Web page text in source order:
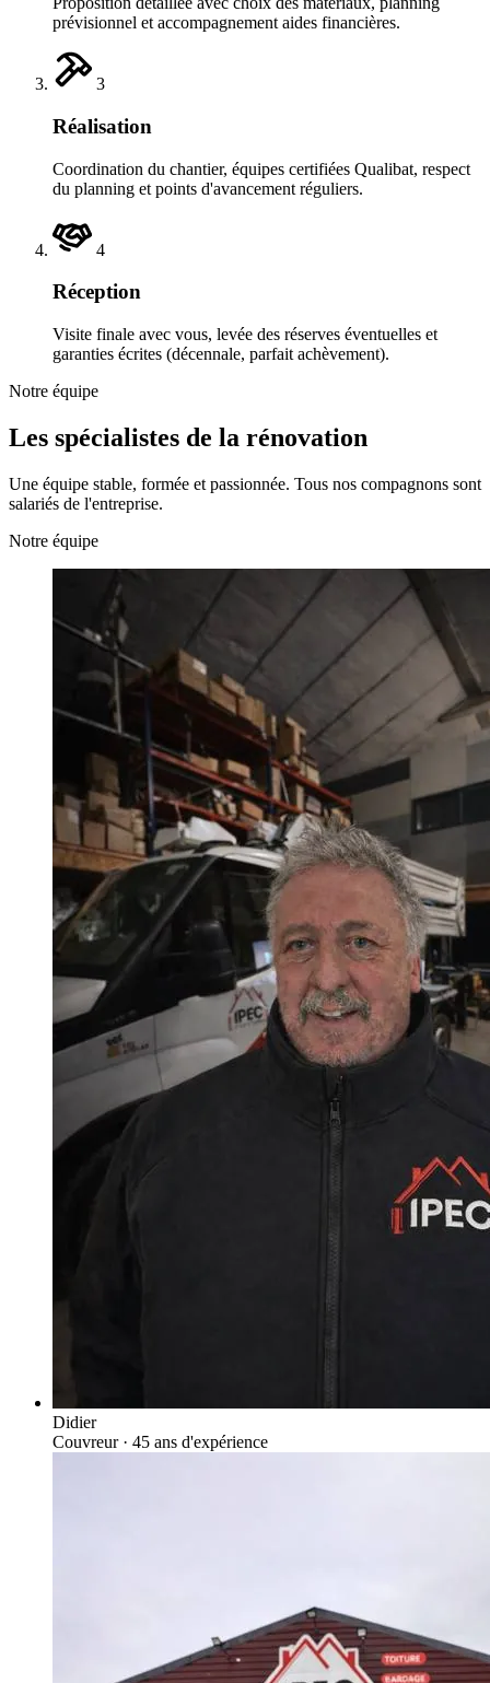
prévisionnel et accompagnement aides financières.
3
Réalisation
Coordination du chantier, équipes certifiées Qualibat, respect
du planning et points d'avancement réguliers.
4
Réception
Visite finale avec vous, levée des réserves éventuelles et
garanties écrites (décennale, parfait achèvement).
Notre équipe
Les spécialistes de la rénovation
Une équipe stable, formée et passionnée. Tous nos compagnons sont
salariés de l'entreprise.
Notre équipe
Didier
Couvreur · 45 ans d'expérience